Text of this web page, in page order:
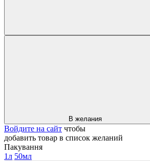
В желания
Войдите на сайт чтобы
добавить товар в список желаний
Пакування
1л 50мл